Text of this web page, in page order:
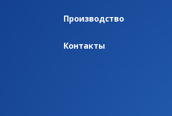
Производство
Контакты